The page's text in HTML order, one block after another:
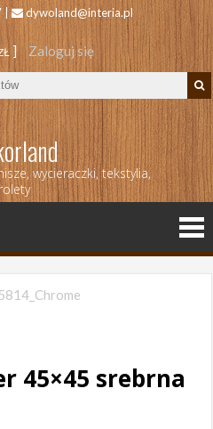
| dywoland@interia.pl
] Zaloguj się
wycieraczki, tekstylia,
45×45 srebrna